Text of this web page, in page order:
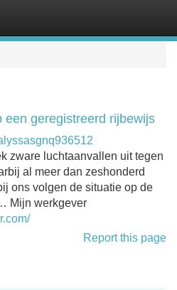
een geregistreerd rijbewijs
zware luchtaanvallen uit tegen
al meer dan zeshonderd
ons volgen de situatie op de
Mijn werkgever
Report this page